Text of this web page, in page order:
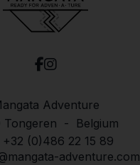
Adventure
Tongeren - Belgium
+32 (0)486 22 15 89
adventure.com